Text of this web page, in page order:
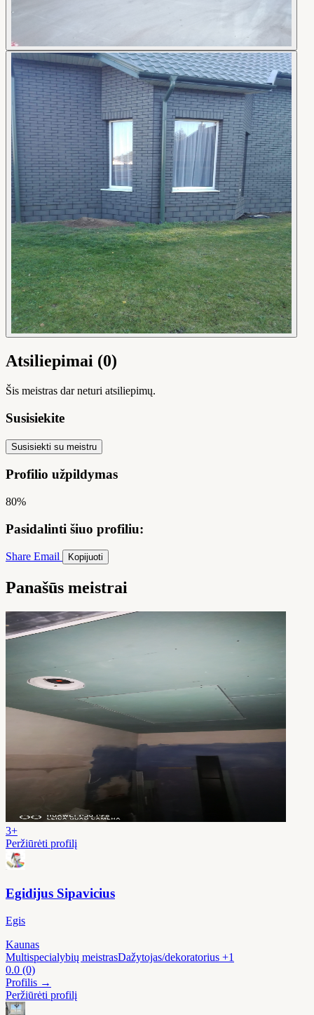
Atsiliepimai (0)
Šis meistras dar neturi atsiliepimų.
Susisiekite
Susisiekti su meistru
Profilio užpildymas
80%
Pasidalinti šiuo profiliu:
Share Email Kopijuoti
Panašūs meistrai
3+
Peržiūrėti profilį
Egidijus Sipavicius
Egis
Kaunas
Multispecialybių meistrasDažytojas/dekoratorius +1
0.0 (0)
Profilis →
Peržiūrėti profilį